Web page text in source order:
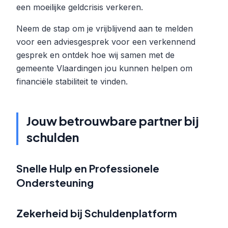
een moeilijke geldcrisis verkeren.
Neem de stap om je vrijblijvend aan te melden
voor een adviesgesprek voor een verkennend
gesprek en ontdek hoe wij samen met de
gemeente Vlaardingen jou kunnen helpen om
financiële stabiliteit te vinden.
Jouw betrouwbare partner bij
schulden
Snelle Hulp en Professionele
Ondersteuning
Zekerheid bij Schuldenplatform